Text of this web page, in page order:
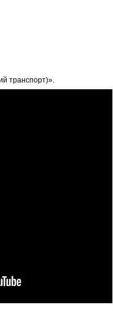
транспорт)».